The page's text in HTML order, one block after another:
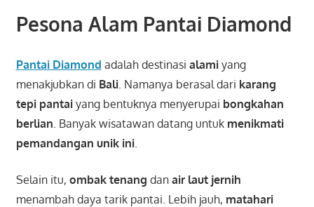
Pesona Alam Pantai Diamond
Pantai Diamond adalah destinasi alamiyang
menakjubkan di Bali. Namanya berasal dari karang
tepi pantaiyang bentuknya menyerupai bongkahan
berlian . Banyak wisatawan datang untuk menikmati
pemandangan unik ini.
Selain itu, ombak tenang dan air laut jernih
menambah daya tarik pantai. Lebih jauh, matahari